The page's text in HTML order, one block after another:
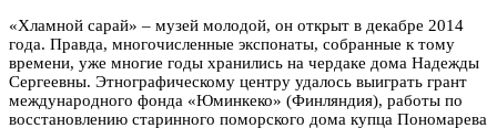
«Хламной сарай» – музей молодой, он открыт в декабре 2014
года. Правда, многочисленные экспонаты, собранные к тому
времени, уже многие годы хранились на чердаке дома Надежды
Сергеевны. Этнографическому центру удалось выиграть грант
международного фонда «Юминкеко» (Финляндия), работы по
восстановлению старинного поморского дома купца Пономарева